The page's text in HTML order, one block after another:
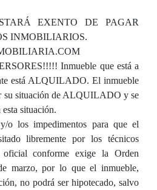
EXENTO DE PAGAR
INMOBILIARIOS.
Inmueble que está a
está ALQUILADO. El inmueble
su situación de ALQUILADO y se
situación.
o los impedimentos para que el
libremente por los técnicos
conforme exige la Orden
marzo, por lo que el inmueble,
no podrá ser hipotecado, salvo